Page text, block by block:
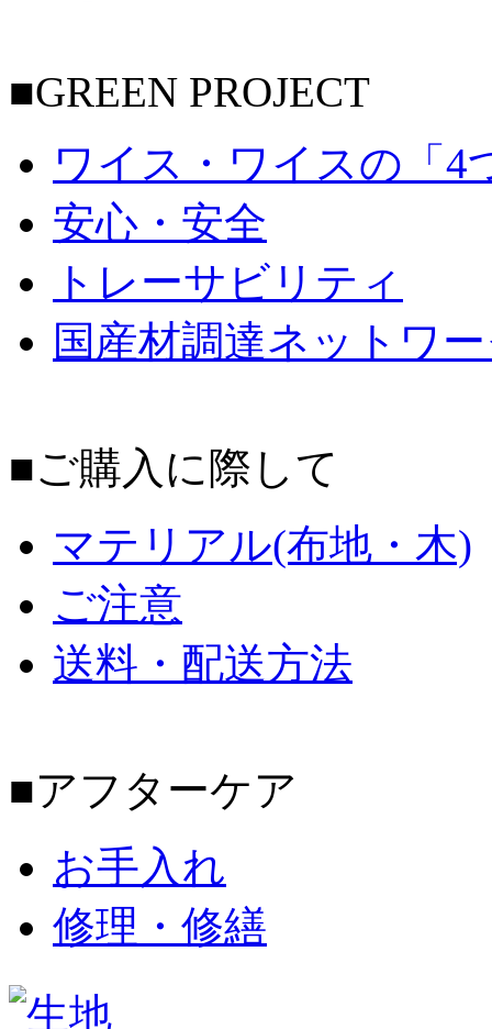
■GREEN PROJECT
ワイス・ワイスの「4
安心・安全
トレーサビリティ
国産材調達ネットワ
■ご購入に際して
マテリアル(布地・木)
ご注意
送料・配送方法
■アフターケア
お手入れ
修理・修繕